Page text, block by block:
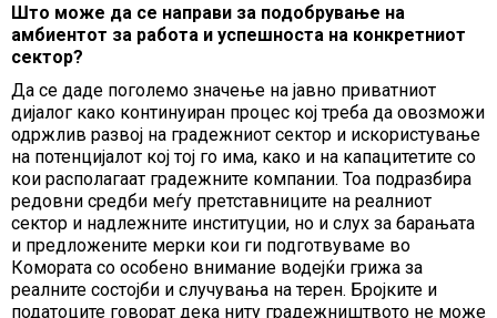
Што може да се направи за подобрување на
амбиентот за работа и успешноста на конкретниот
сектор?
Да се даде поголемо значење на јавно приватниот
дијалог како континуиран процес кој треба да овозможи
одржлив развој на градежниот сектор и искористување
на потенцијалот кој тој го има, како и на капацитетите со
кои располагаат градежните компании. Тоа подразбира
редовни средби меѓу претставниците на реалниот
сектор и надлежните институции, но и слух за барањата
и предложените мерки кои ги подготвуваме во
Комората со особено внимание водејќи грижа за
реалните состојби и случувања на терен. Бројките и
податоците говорат дека ниту градежништвото не може